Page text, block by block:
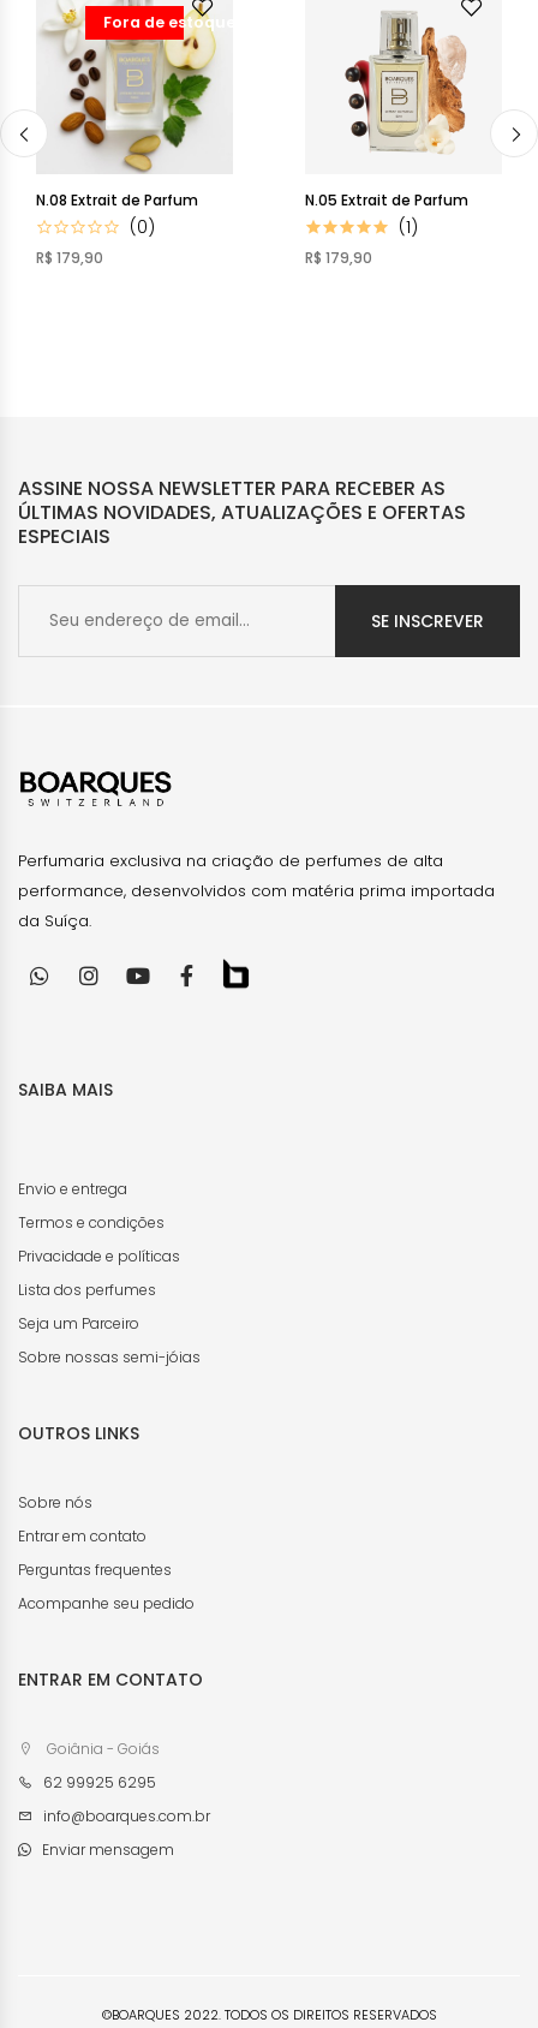
N.08 Extrait de Parfum
(0)
R$ 179,90
Fora de estoque
N.05 Extrait de Parfum
(1)
R$ 179,90
ASSINE NOSSA NEWSLETTER PARA RECEBER AS
ÚLTIMAS NOVIDADES, ATUALIZAÇÕES E OFERTAS
ESPECIAIS
SE INSCREVER
Perfumaria exclusiva na criação de perfumes de alta
performance, desenvolvidos com matéria prima importada
da Suíça.
SAIBA MAIS
Envio e entrega
Termos e condições
Privacidade e políticas
Lista dos perfumes
Seja um Parceiro
Sobre nossas semi-jóias
OUTROS LINKS
Sobre nós
Entrar em contato
Perguntas frequentes
Acompanhe seu pedido
ENTRAR EM CONTATO
Goiânia - Goiás
62 99925 6295
info@boarques.com.br
Enviar mensagem
©BOARQUES 2022. TODOS OS DIREITOS RESERVADOS